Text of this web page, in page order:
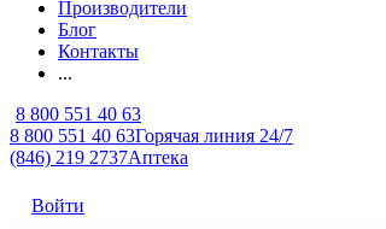
Производители
Блог
Контакты
...
8 800 551 40 63
8 800 551 40 63Горячая линия 24/7
(846) 219 2737Аптека
Войти